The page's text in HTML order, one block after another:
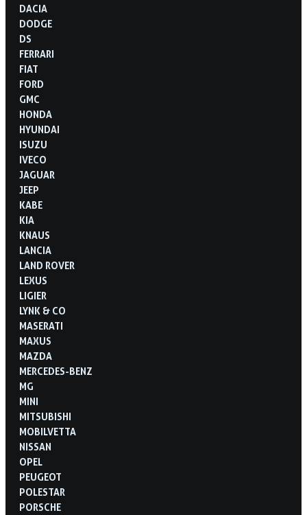
DACIA
DODGE
DS
FERRARI
FIAT
FORD
GMC
HONDA
HYUNDAI
ISUZU
IVECO
JAGUAR
JEEP
KABE
KIA
KNAUS
LANCIA
LAND ROVER
LEXUS
LIGIER
LYNK & CO
MASERATI
MAXUS
MAZDA
MERCEDES-BENZ
MG
MINI
MITSUBISHI
MOBILVETTA
NISSAN
OPEL
PEUGEOT
POLESTAR
PORSCHE